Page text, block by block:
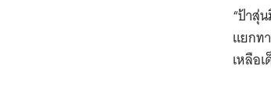
“ป้าสุ่
แยกท
เหลือ